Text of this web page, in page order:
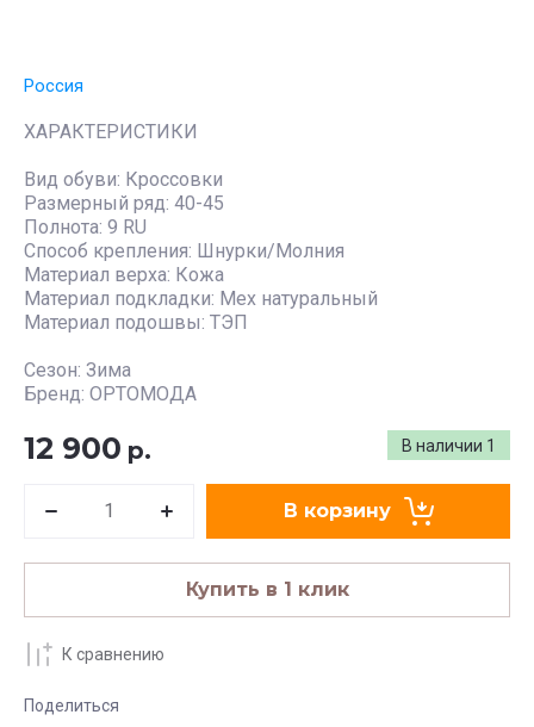
Россия
ХАРАКТЕРИСТИКИ
Вид обуви: Кроссовки
Размерный ряд: 40-45
Полнота: 9 RU
Способ крепления: Шнурки/Молния
Материал верха: Кожа
Материал подкладки: Мех натуральный
Материал подошвы: ТЭП
Сезон: Зима
Бренд: ОРТОМОДА
В наличии 1
12 900 р.
В корзину
Купить в 1 клик
К сравнению
Поделиться